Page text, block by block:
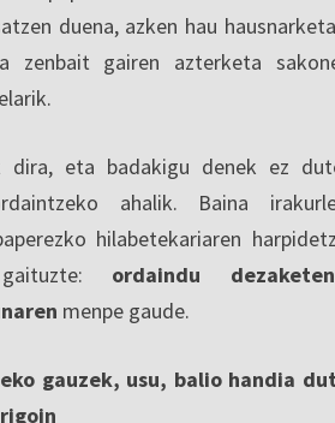
duena, azken hau
zenbait gairen azterketa
dira, eta badakigu denek ez
ahalik. Baina
hilabetekariaren
ordaindu
menpe gaude.
gauzek, usu, balio handia